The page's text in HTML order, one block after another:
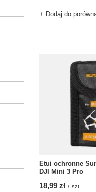
+ Dodaj do
Etui ochronne
DJI Mini 3 Pro
18,99 zł / szt.